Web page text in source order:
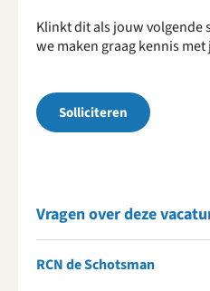
Klinkt dit als jouw volgende
we maken graag kennis met
Solliciteren
Vragen over deze
RCN de Schotsman